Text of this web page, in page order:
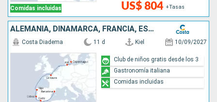
Comidas incluidas US$ 804 +Tasas
ALEMANIA, DINAMARCA, FRANCIA, ESPAÑA, PORTUGAL
Costa Diadema 11 d Kiel 10/09/2027
Club de niños gratis desde los 3
Gastronomía italiana
Comidas incluidas